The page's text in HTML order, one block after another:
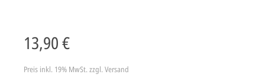
13,90 €
Preis inkl. 19% MwSt. zzgl. Versand